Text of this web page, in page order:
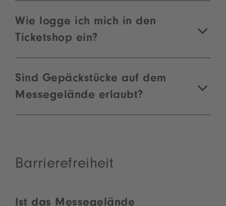
Wie logge ich mich in den
Ticketshop ein?
Sind Gepäckstücke auf dem
Messegelände erlaubt?
Barrierefreiheit